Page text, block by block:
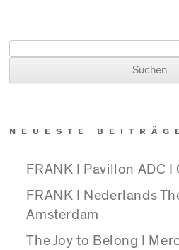
NEUESTE
FRANK I Pavillon ADC I
FRANK I Nederlands
Amsterdam
The Joy to Belong I